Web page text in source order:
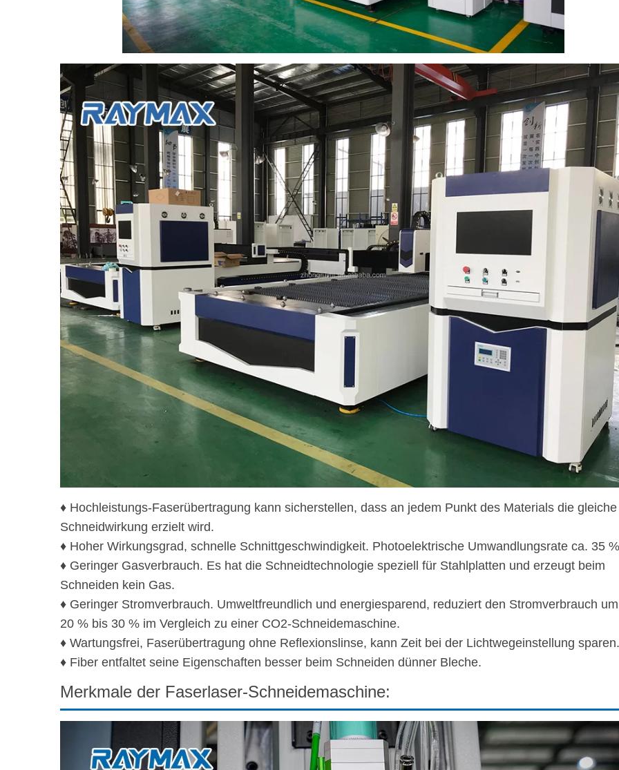
♦ Hochleistungs-Faserübertragung kann sicherstellen, dass an jedem Punkt des Materials die gleiche
Schneidwirkung erzielt wird.
♦ Hoher Wirkungsgrad, schnelle Schnittgeschwindigkeit. Photoelektrische Umwandlungsrate ca. 35
♦ Geringer Gasverbrauch. Es hat die Schneidtechnologie speziell für Stahlplatten und erzeugt beim
Schneiden kein Gas.
♦ Geringer Stromverbrauch. Umweltfreundlich und energiesparend, reduziert den Stromverbrauch um
20 % bis 30 % im Vergleich zu einer CO2-Schneidemaschine.
♦ Wartungsfrei, Faserübertragung ohne Reflexionslinse, kann Zeit bei der Lichtwegeinstellung sparen.
♦ Fiber entfaltet seine Eigenschaften besser beim Schneiden dünner Bleche.
Merkmale der Faserlaser-Schneidemaschine: